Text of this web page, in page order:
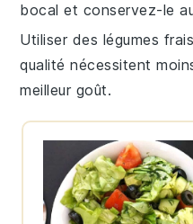
bocal et conservez-le
Utiliser des légumes frais
qualité nécessitent
meilleur goût.